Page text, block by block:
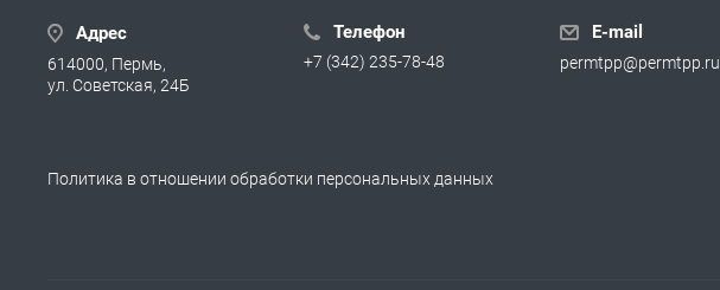
Адрес
614000, Пермь,
ул. Советская, 24Б
Телефон
+7 (342) 235-78-48
E-mail
permtpp@permtpp.ru
Политика в отношении обработки персональных данных